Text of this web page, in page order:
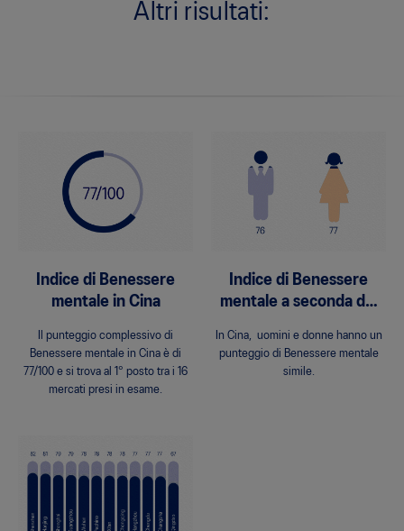
Altri risultati:
Indice di Benessere
mentale in Cina
Il punteggio complessivo di
Benessere mentale in Cina è di
77/100 e si trova al 1° posto tra i 16
mercati presi in esame.
Indice di Benessere
mentale a seconda del
In Cina, uomini e donne hanno un
punteggio di Benessere mentale
simile.